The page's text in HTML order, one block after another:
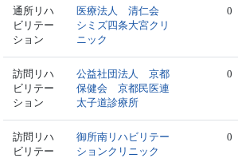
通所リハ
ビリテー
ション
医療法人 清仁会
シミズ四条大宮クリ
ニック
0
訪問リハ
ビリテー
ション
公益社団法人 京都
保健会 京都民医連
太子道診療所
0
訪問リハ
ビリテー
御所南リハビリテー
ションクリニック
0